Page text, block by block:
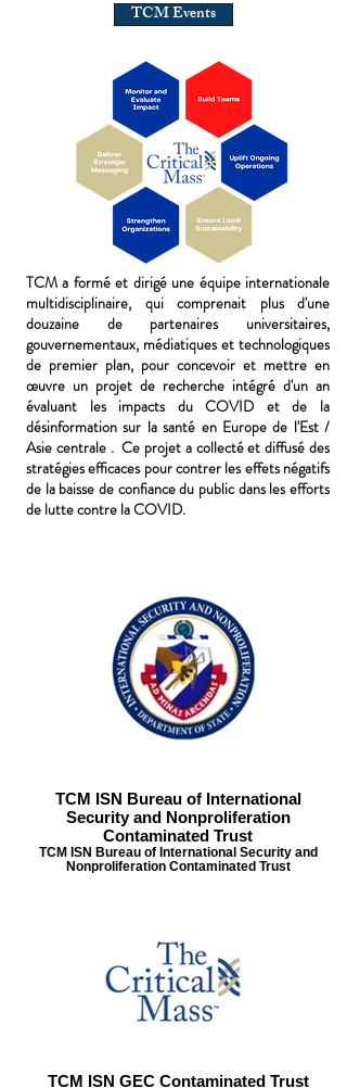
TCM Events
TCM a formé et dirigé une équipe internationale
multidisciplinaire, qui comprenait plus d'une
douzaine de partenaires universitaires,
gouvernementaux, médiatiques et technologiques
de premier plan, pour concevoir et mettre en
œuvre un projet de recherche intégré d'un an
évaluant les impacts du COVID et de la
désinformation sur la santé en Europe de l'Est /
Asie centrale . Ce projet a collecté et diffusé des
stratégies efficaces pour contrer les effets négatifs
de la baisse de confiance du public dans les efforts
de lutte contre la COVID.
TCM ISN Bureau of International
Security and Nonproliferation
Contaminated Trust
TCM ISN Bureau of International Security and
Nonproliferation Contaminated Trust
TCM ISN GEC Contaminated Trust